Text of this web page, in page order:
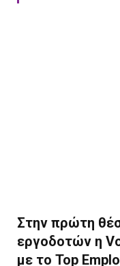
Στην πρώτη
εργοδοτών η
με το Top